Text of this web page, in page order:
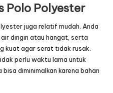
Polo Polyester
juga relatif mudah. Anda
dingin atau hangat, serta
kuat agar serat tidak rusak.
perlu waktu lama untuk
diminimalkan karena bahan